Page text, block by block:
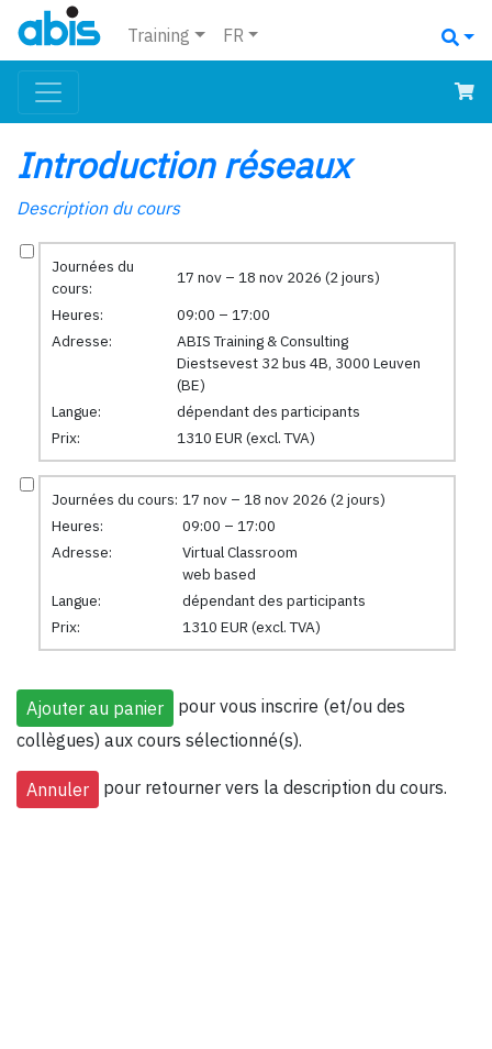
Training FR
Introduction réseaux
Description du cours
Journées du
cours:
17 nov – 18 nov 2026 (2 jours)
Heures:
09:00 – 17:00
Adresse:
ABIS Training & Consulting
Diestsevest 32 bus 4B, 3000 Leuven
(BE)
Langue:
dépendant des participants
Prix:
1310 EUR (excl. TVA)
Journées du cours: 17 nov – 18 nov 2026 (2 jours)
Heures:
09:00 – 17:00
Adresse:
Virtual Classroom
web based
Langue:
dépendant des participants
Prix:
1310 EUR (excl. TVA)
pour vous inscrire (et/ou des
collègues) aux cours sélectionné(s).
pour retourner vers la description du cours.